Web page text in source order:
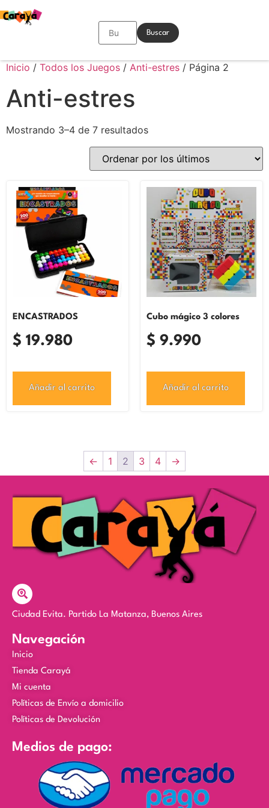
Buscar
Inicio / Todos los Juegos / Anti-estres / Página 2
Anti-estres
Mostrando 3–4 de 7 resultados
ENCASTRADOS
$ 19.980
Añadir al carrito
Cubo mágico 3 colores
$ 9.990
Añadir al carrito
← 1 2 3 4 →
Ciudad Evita. Partido La Matanza, Buenos Aires
Navegación
Inicio
Tienda Carayá
Mi cuenta
Políticas de Envío a domicilio
Políticas de Devolución
Medios de pago: